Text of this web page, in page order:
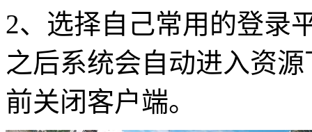
2、选择自己常用的登录
之后系统会自动进入资
前关闭客户端。